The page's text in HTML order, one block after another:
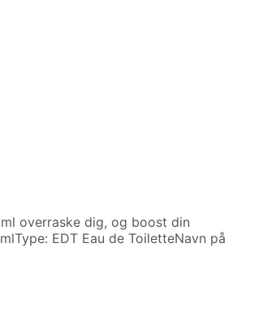
overraske dig, og boost din
EDT Eau de ToiletteNavn på